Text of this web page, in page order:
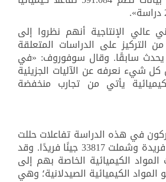
.«
عالي الإنتاجية أنهم نظروا إلى
التركيز على الدراسات المتعلقة
سابقًا. وقال سوفوروف: «في
شيء نعرفه عن الآليات الجزيئية
يأتي من تجارب منخفضة
في هذه الدراسة تفاعلات حللت
2391 مادة كيميائية فريدة وشملت 33817 جينًا فريدًا. وقد
الكيميائية الخاصة بهم إلى
الكيميائية الصيدلانية؛ وهي